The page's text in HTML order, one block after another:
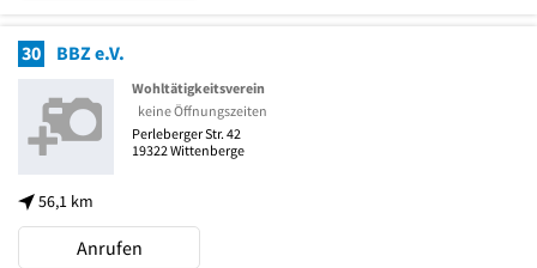
30 BBZ e.V.
56,1 km
Wohltätigkeitsverein
keine Öffnungszeiten
Perleberger Str. 42
19322 Wittenberge
Anrufen